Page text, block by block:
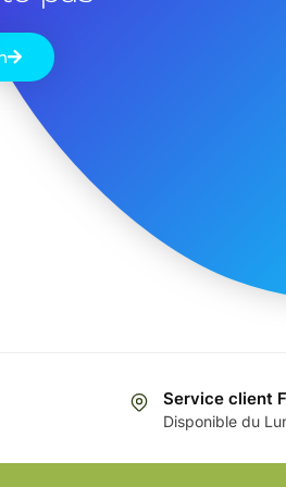
Service client
Disponible du